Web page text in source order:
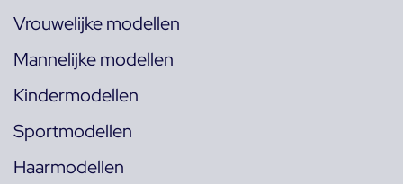
Vrouwelijke modellen
Mannelijke modellen
Kindermodellen
Sportmodellen
Haarmodellen